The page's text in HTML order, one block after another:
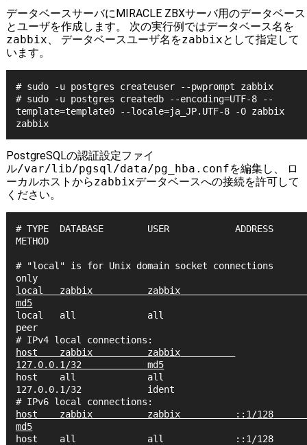
データベースサーバにMIRACLE ZBXサーバ用のデータベース
とユーザを作成します。 次の実行例ではデータベース名を
zabbix、 データベースユーザ名をzabbixとして指定して
います。
# sudo -u postgres createuser --pwprompt zabbix
# sudo -u postgres createdb --encoding=UTF-8 --
template=template0 --locale=ja_JP.UTF-8 -O zabbix
PostgreSQLの認証設定ファイ
ル/var/lib/pgsql/data/pg_hba.confを編集し、 ロ
ーカルホストからzabbixデータベースへの接続を許可して
ください。
# TYPE  DATABASE        USER            ADDRESS
METHOD
# "local" is for Unix domain socket connections
local   zabbix          zabbix
md5
local   all             all
peer
host    zabbix          zabbix
127.0.0.1/32            md5
host    all             all
127.0.0.1/32            ident
host    zabbix          zabbix          ::1/128
md5
host    all             all             ::1/128